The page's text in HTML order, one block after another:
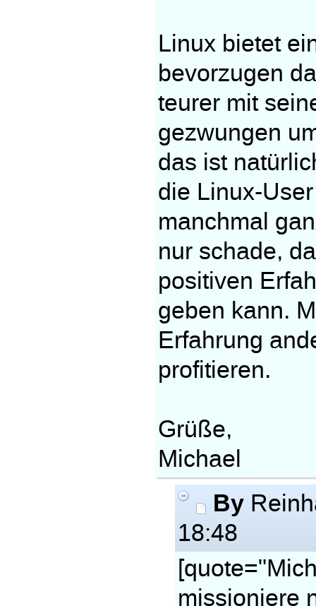
Linux bietet
bevorzugen
teurer mit
gezwungen
das ist
die Linux-
manchmal
nur schade,
positiven
geben kann.
Erfahrung
profitieren.
Grüße,
Michael
By
18:48
missioniere